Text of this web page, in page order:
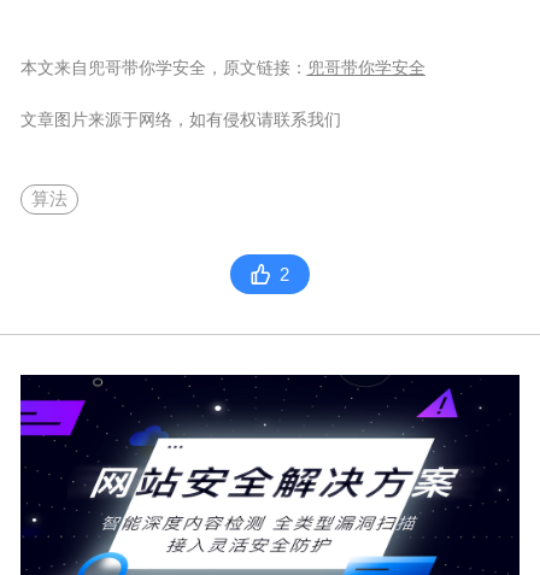
本文来自兜哥带你学安全，原文链接： 兜哥带你学安全
文章图片来源于网络，如有侵权请联系我们
算法
2